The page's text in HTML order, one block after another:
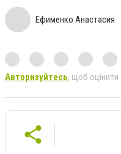
Ефименко Анастасия
Авторизуйтесь, щоб оцінити